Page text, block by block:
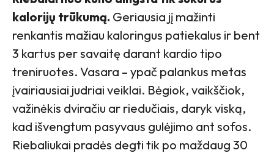
kalorijų trūkumą. Geriausia jį mažinti
renkantis mažiau kaloringus patiekalus ir bent
3 kartus per savaitę darant kardio tipo
treniruotes. Vasara – ypač palankus metas
įvairiausiai judriai veiklai. Bėgiok, vaikščiok,
važinėkis dviračiu ar riedučiais, daryk viską,
kad išvengtum pasyvaus gulėjimo ant sofos.
Riebaliukai pradės degti tik po maždaug 30